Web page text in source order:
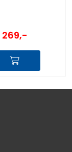
269,-